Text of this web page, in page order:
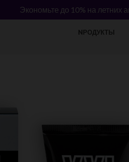
Экономьте до 10% на летних
NРОДУКТЫ